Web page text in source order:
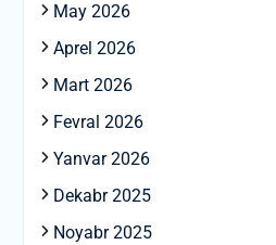
May 2026
Aprel 2026
Mart 2026
Fevral 2026
Yanvar 2026
Dekabr 2025
Noyabr 2025